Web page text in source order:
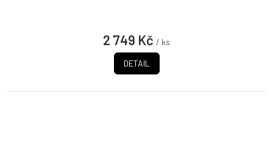
2 749 Kč / ks
DETAIL